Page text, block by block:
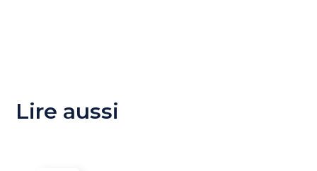
Lire aussi